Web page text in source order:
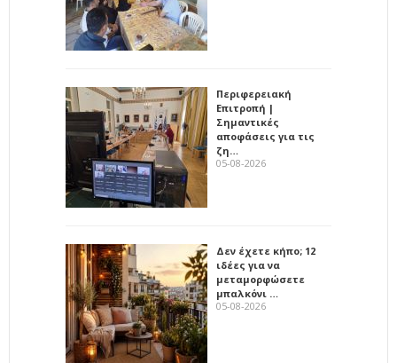
Περιφερειακή
Επιτροπή |
Σημαντικές
αποφάσεις για τις
ζη…
05-08-2026
Δεν έχετε κήπο; 12
ιδέες για να
μεταμορφώσετε
μπαλκόνι …
05-08-2026